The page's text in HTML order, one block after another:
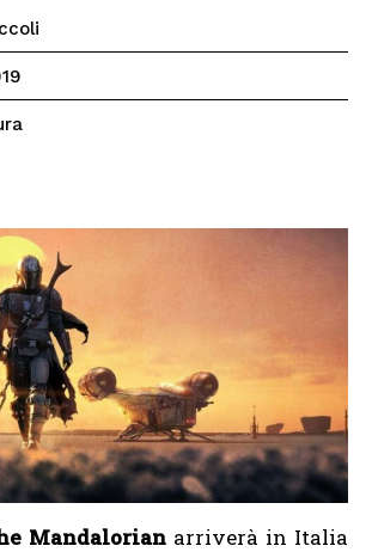
Mandalorian arriverà in Italia